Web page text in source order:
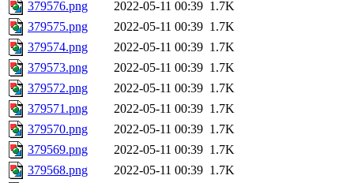
379576.png
2022-05-11 00:39 1.7K
379575.png
2022-05-11 00:39 1.7K
379574.png
2022-05-11 00:39 1.7K
379573.png
2022-05-11 00:39 1.7K
379572.png
2022-05-11 00:39 1.7K
379571.png
2022-05-11 00:39 1.7K
379570.png
2022-05-11 00:39 1.7K
379569.png
2022-05-11 00:39 1.7K
379568.png
2022-05-11 00:39 1.7K